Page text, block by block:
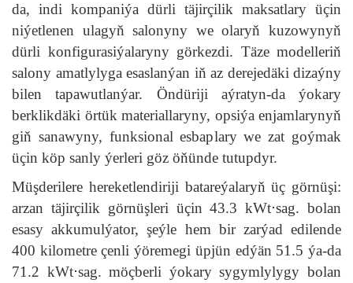
da, indi kompaniýa dürli täjirçilik maksatlary üçin
niýetlenen ulagyň salonyny we olaryň kuzowynyň
dürli konfigurasiýalaryny görkezdi. Täze modelleriň
salony amatlylyga esaslanýan iň az derejedäki dizaýny
bilen tapawutlanýar. Öndüriji aýratyn-da ýokary
berklikdäki örtük materiallaryny, opsiýa enjamlarynyň
giň sanawyny, funksional esbaplary we zat goýmak
üçin köp sanly ýerleri göz öňünde tutupdyr.
Müşderilere hereketlendiriji batareýalaryň üç görnüşi:
arzan täjirçilik görnüşleri üçin 43.3 kWt⋅sag. bolan
esasy akkumulýator, şeýle hem bir zarýad edilende
400 kilometre çenli ýöremegi üpjün edýän 51.5 ýa-da
71.2 kWt⋅sag. möçberli ýokary sygymlylygy bolan